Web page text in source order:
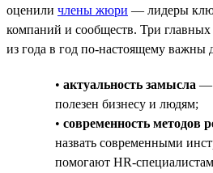
оценили члены жюри — лидеры
компаний и сообществ. Три главных
из года в год по-настоящему важны
• актуальность замысла —
полезен бизнесу и людям;
• современность методов
назвать современными
помогают HR-